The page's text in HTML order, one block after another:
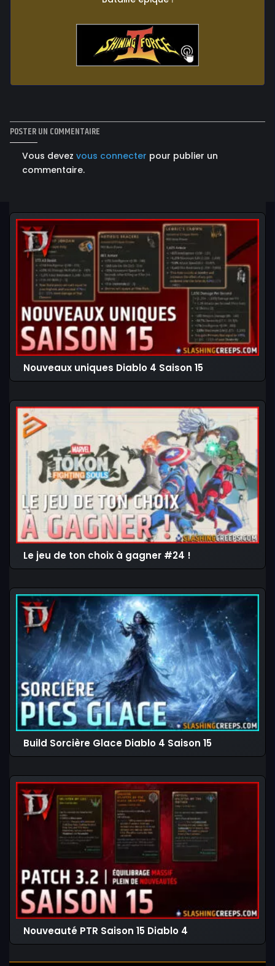
POSTER UN COMMENTAIRE
Vous devez vous connecter pour publier un
commentaire.
Nouveaux uniques Diablo 4 Saison 15
Le jeu de ton choix à gagner #24 !
Build Sorcière Glace Diablo 4 Saison 15
Nouveauté PTR Saison 15 Diablo 4